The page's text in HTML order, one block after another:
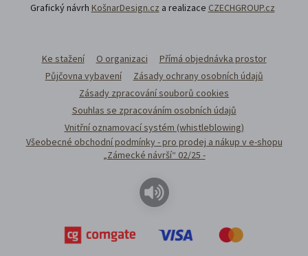
Grafický návrh KošnarDesign.cz a realizace CZECHGROUP.cz
Ke stažení O organizaci
Přímá objednávka prostor
Půjčovna vybavení
Zásady ochrany osobních údajů
Zásady zpracování souborů cookies
Souhlas se zpracováním osobních údajů
Vnitřní oznamovací systém (whistleblowing)
Všeobecné obchodní podmínky - pro prodej a nákup v e-shopu
„Zámecké návrší“ 02/25 -